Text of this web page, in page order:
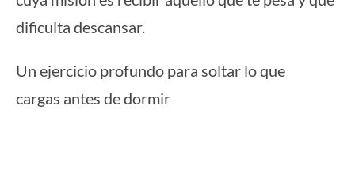
dificulta descansar.
Un ejercicio profundo para soltar lo que
cargas antes de dormir